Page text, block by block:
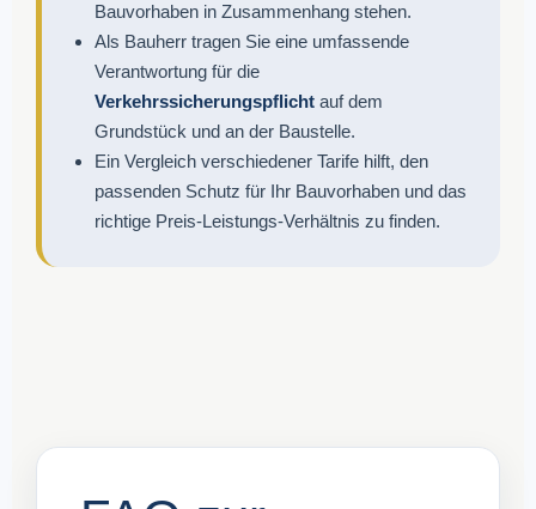
Bauvorhaben in Zusammenhang stehen.
Als Bauherr tragen Sie eine umfassende
Verantwortung für die
Verkehrssicherungspflicht auf dem
Grundstück und an der Baustelle.
Ein Vergleich verschiedener Tarife hilft, den
passenden Schutz für Ihr Bauvorhaben und das
richtige Preis-Leistungs-Verhältnis zu finden.